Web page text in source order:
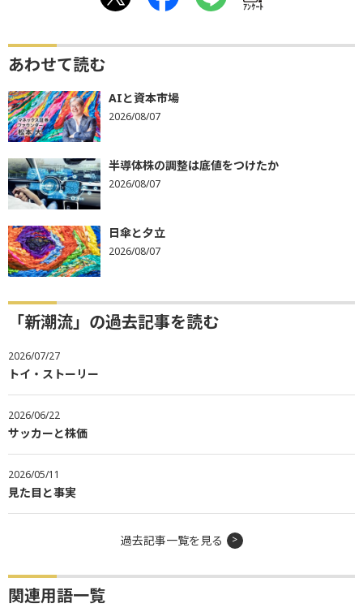
ｱﾝｹｰﾄ
あわせて読む
AIと資本市場
2026/08/07
半導体株の調整は底値をつけたか
2026/08/07
日傘と夕立
2026/08/07
「新潮流」の過去記事を読む
2026/07/27
トイ・ストーリー
2026/06/22
サッカーと株価
2026/05/11
見た目と事実
過去記事一覧を見る
関連用語一覧